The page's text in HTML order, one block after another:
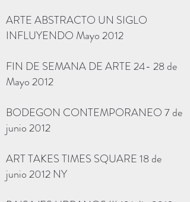
ARTE ABSTRACTO UN SIGLO
INFLUYENDO Mayo 2012
FIN DE SEMANA DE ARTE 24- 28 de
Mayo 2012
BODEGON CONTEMPORANEO 7 de
junio 2012
ART TAKES TIMES SQUARE 18 de
junio 2012 NY